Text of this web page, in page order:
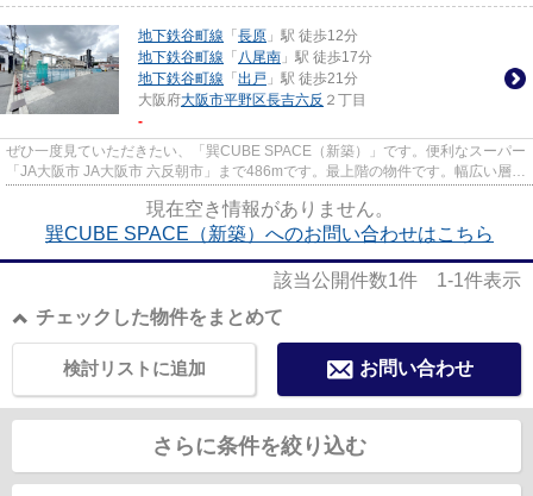
地下鉄谷町線 「 長原 」駅 徒歩12分
地下鉄谷町線 「 八尾南 」駅 徒歩17分
地下鉄谷町線 「 出戸 」駅 徒歩21分
大阪府大阪市平野区長吉六反 ２丁目
-
ぜひ一度見ていただきたい、「巽CUBE SPACE（新築）」です。便利なスーパー
「JA大阪市 JA大阪市 六反朝市」まで486mです。最上階の物件です。幅広い層に
現在空き情報がありません。
巽CUBE SPACE（新築）へのお問い合わせはこちら
該当公開件数1件 1-1件表示
チェックした物件をまとめて
お問い合わせ
検討リストに追加
さらに条件を絞り込む